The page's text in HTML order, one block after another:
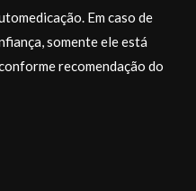
Em caso de
somente ele está
recomendação do